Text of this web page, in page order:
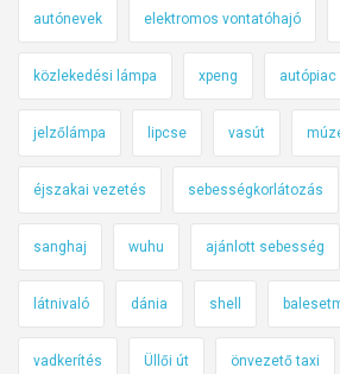
autónevek elektromos vontatóhajó
közlekedési lámpa xpeng autópiac
jelzőlámpa lipcse vasút
éjszakai vezetés sebességkorlátozás
sanghaj wuhu ajánlott sebesség
látnivaló dánia shell
vadkerítés Üllői út önvezető taxi